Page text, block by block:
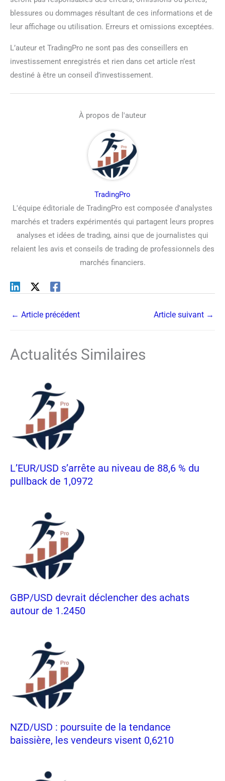
blessures ou dommages résultant de ces informations et de
leur affichage ou utilisation. Erreurs et omissions exceptées.
L’auteur et TradingPro ne sont pas des conseillers en
investissement enregistrés et rien dans cet article n’est
destiné à être un conseil d’investissement.
À propos de l'auteur
TradingPro
L'équipe éditoriale de TradingPro est composée d'analystes
marchés et traders expérimentés qui partagent leurs propres
analyses et idées de trading, ainsi que de journalistes qui
relaient les avis et conseils de trading de professionnels des
marchés financiers.
← Article précédent Article suivant →
Actualités Similaires
L’EUR/USD s’arrête au niveau de 88,6 % du
pullback de 1,0972
GBP/USD devrait déclencher des achats
autour de 1.2450
NZD/USD : poursuite de la tendance
baissière, les vendeurs visent 0,6210